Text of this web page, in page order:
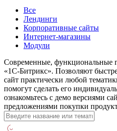
Все
Лендинги
Корпоративные сайты
Интернет-магазины
Модули
Современные, функциональные
«1С-Битрикс». Позволяют
сайт практически любой
помогут сделать его
ознакомьтесь с демо версиями
предложениями покупки